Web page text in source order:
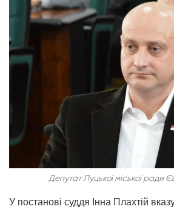
Депутат Луцької міської ради
У постанові суддя Інна Плахтій